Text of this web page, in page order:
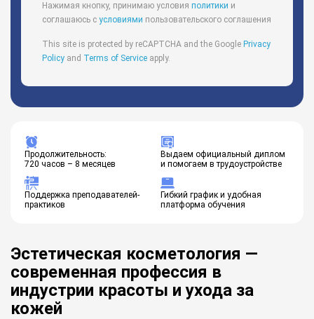
Нажимая кнопку, принимаю условия политики и
соглашаюсь с условиями пользовательского соглашения
This site is protected by reCAPTCHA and the Google Privacy
Policy and Terms of Service apply.
Продолжительность:
720 часов – 8 месяцев
Выдаем официальный диплом
и помогаем в трудоустройстве
Поддержка преподавателей-
практиков
Гибкий график и удобная
платформа обучения
Эстетическая косметология —
современная профессия в
индустрии красоты и ухода за
кожей